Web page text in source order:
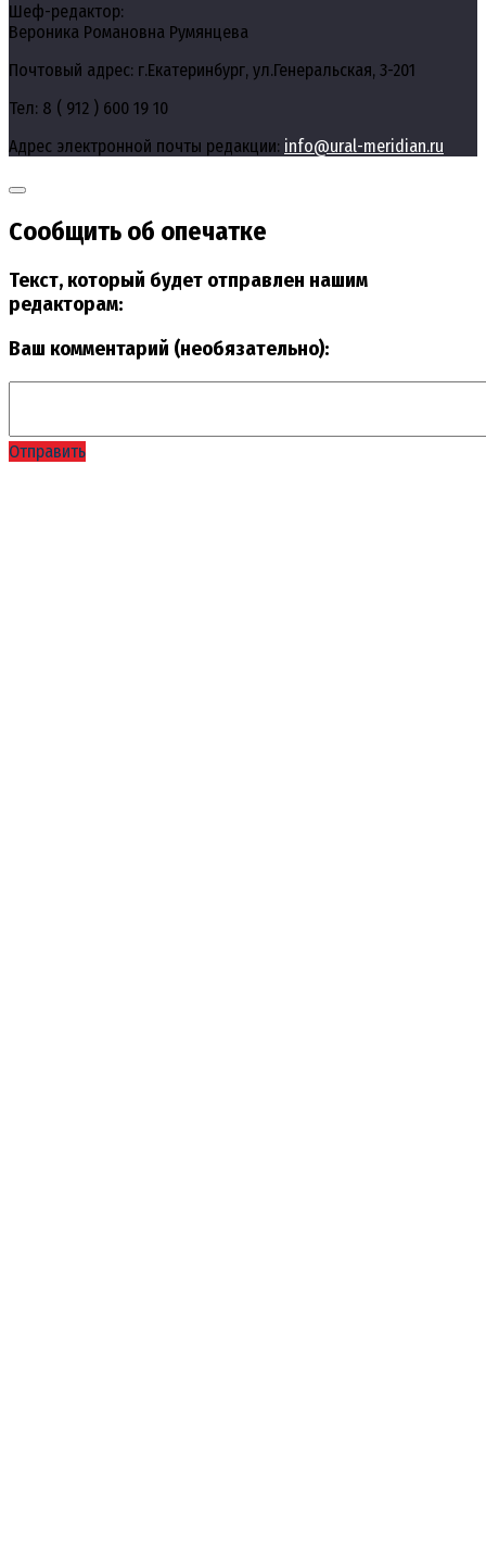
Шеф-редактор:
Вероника Романовна Румянцева
Почтовый адрес: г.Екатеринбург, ул.Генеральская, 3-201
Тел: 8 ( 912 ) 600 19 10
Адрес электронной почты редакции: info@ural-meridian.ru
Сообщить об опечатке
Текст, который будет отправлен нашим
редакторам:
Ваш комментарий (необязательно):
Отправить